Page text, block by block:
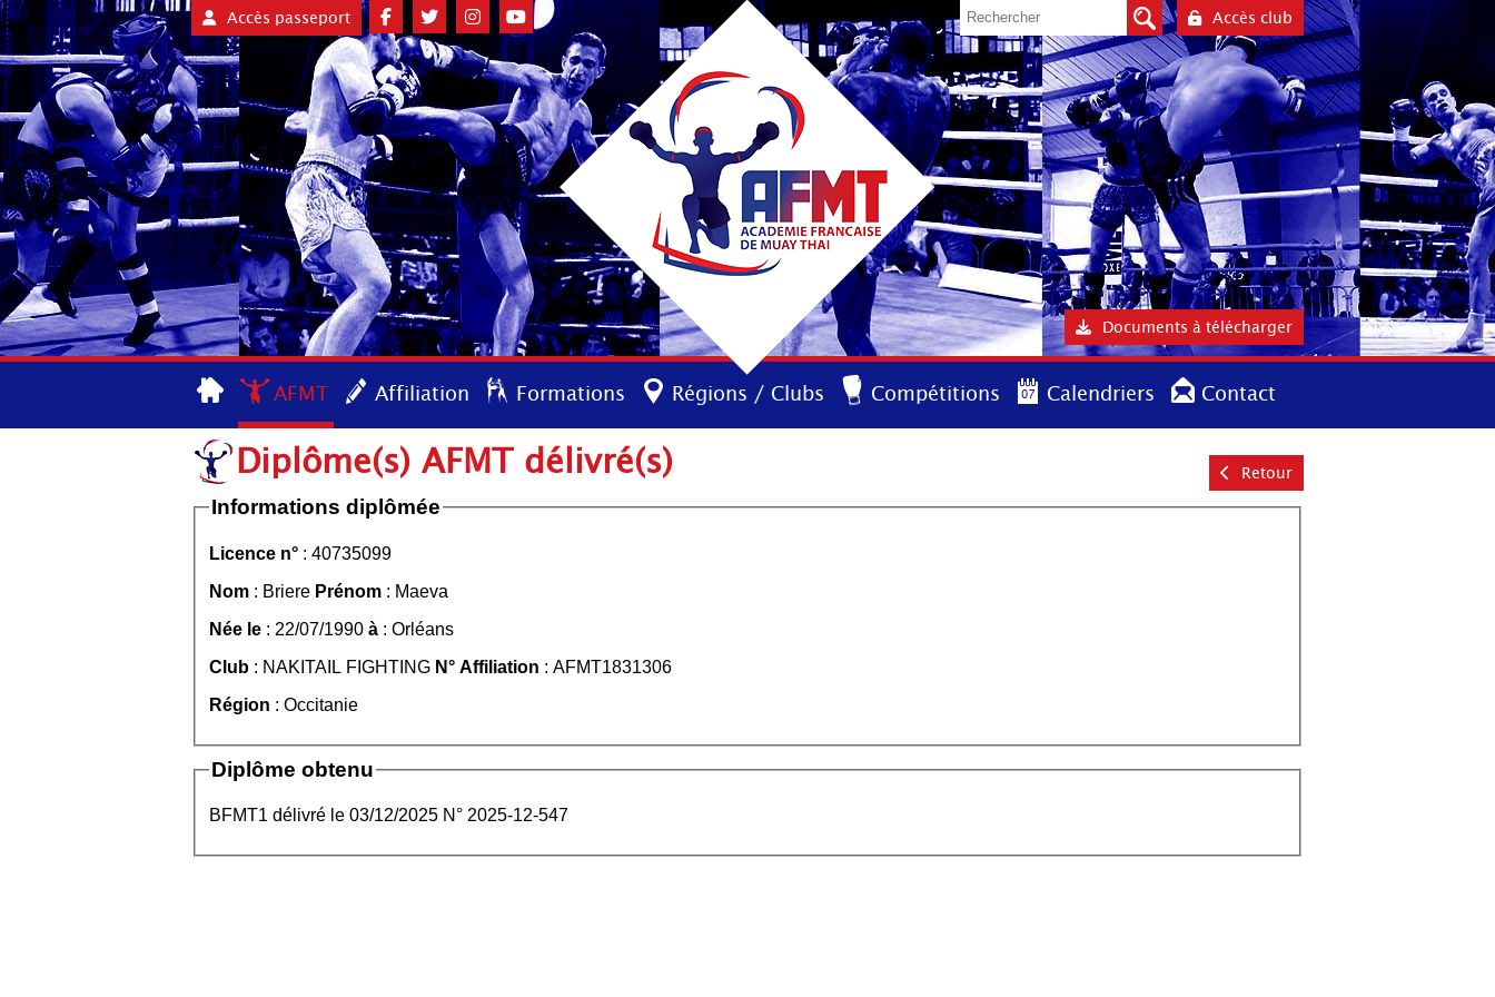
Accès passeport Accès club
Documents à télécharger
AFMT Affiliation Formations Régions / Clubs Compétitions Calendriers Contact
Diplôme(s) AFMT délivré(s) Retour
Informations diplômée
Licence n° : 40735099
Nom : Briere Prénom : Maeva
Née le : 22/07/1990 à : Orléans
Club : NAKITAIL FIGHTING N° Affiliation : AFMT1831306
Région : Occitanie
Diplôme obtenu
BFMT1 délivré le 03/12/2025 N° 2025-12-547